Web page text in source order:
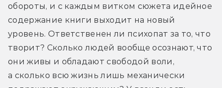
обороты, и с каждым витком сюжета идейное
содержание книги выходит на новый
уровень. Ответственен ли психопат за то, что
творит? Сколько людей вообще осознают, что
они живы и обладают свободой воли,
а сколько всю жизнь лишь механически